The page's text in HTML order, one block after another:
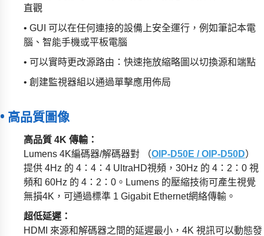
直觀
• GUI 可以在任何連接的設備上安全運行，例如筆記本電
腦、智能手機或平板電腦
• 可以實時更改源路由：快速拖放縮略圖以切換源和端點
• 創建監視器組以通過單擊應用佈局
• 高品質圖像
高品質 4K 傳輸：
Lumens 4K編碼器/解碼器對 （OIP-D50E / OIP-D50D）
提供 4Hz 的 4：4：4 UltraHD視頻，30Hz 的 4：2：0 視
頻和 60Hz 的 4：2：0。Lumens 的壓縮技術可產生視覺
無損4K，可通過標準 1 Gigabit Ethernet網絡傳輸。
超低延遲：
HDMI 來源和解碼器之間的延遲最小，4K 視訊可以動態發